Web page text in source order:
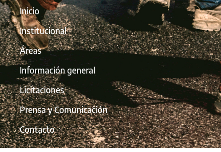
Inicio
Institucional
Áreas
Información general
Licitaciones
Prensa y Comunicación
Contacto